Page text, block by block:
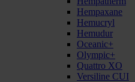
Hempaxane
Hemucryl
Hemudur
Oceanic+
Olympic+
Quattro XO
Versiline CUI